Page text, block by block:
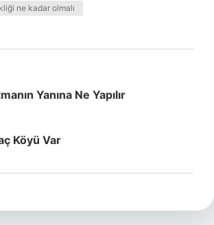
ne kadar olmalı
Yanına Ne Yapılır
Köyü Var